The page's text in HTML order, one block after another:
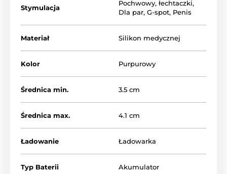
Squeeze
Unikalny pilot reaguje
na siłę uścisku – im
mocniej ściśniesz, tym
silniejsze będą wibracje.
dłoni, co tworzy
intuicyjne połączenie
wzmacnia intymność w
czasie rzeczywistym.
Stymulacja
Pochwowy, łechtaczki,
Dla par, G-spot, Penis
Materiał Silikon medycznej
Kolor Purpurowy
Średnica min. 3.5 cm
Średnica max. 4.1 cm
Ładowanie Ładowarka
Typ Baterii Akumulator